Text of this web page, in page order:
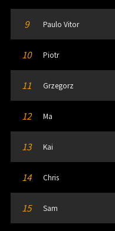
9 Paulo Vitor
10 Piotr
11 Grzegorz
12 Ma
13 Kai
14 Chris
15 Sam